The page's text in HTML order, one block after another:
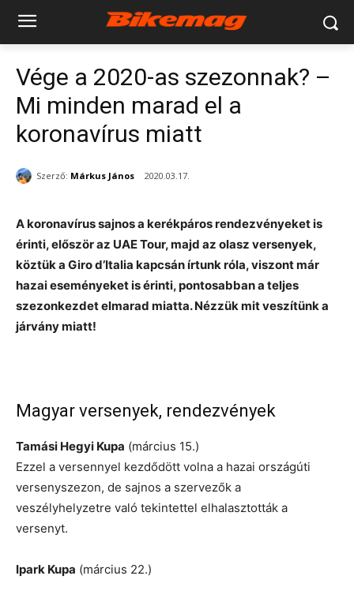
Vége a 2020-as szezonnak? –
Mi minden marad el a
koronavírus miatt
Szerző: Márkus János 2020.03.17.
A koronavírus sajnos a kerékpáros rendezvényeket is
érinti, először az UAE Tour, majd az olasz versenyek,
köztük a Giro d’Italia kapcsán írtunk róla, viszont már
hazai eseményeket is érinti, pontosabban a teljes
szezonkezdet elmarad miatta. Nézzük mit veszítünk a
járvány miatt!
Magyar versenyek, rendezvények
Tamási Hegyi Kupa (március 15.)
Ezzel a versennyel kezdődött volna a hazai országúti
versenyszezon, de sajnos a szervezők a
veszélyhelyzetre való tekintettel elhalasztották a
versenyt.
Ipark Kupa (március 22.)